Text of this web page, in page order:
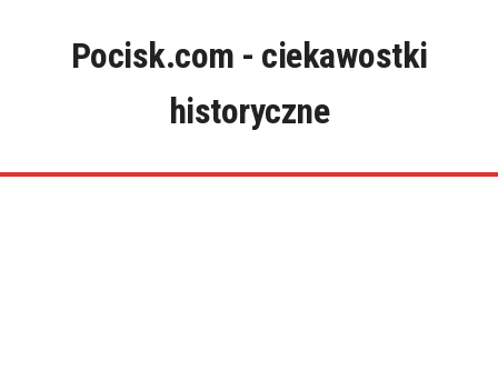
Pocisk.com - ciekawostki
historyczne